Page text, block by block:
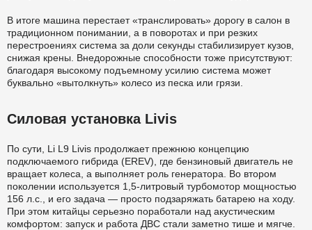
В итоге машина перестает «транслировать» дорогу в салон в
традиционном понимании, а в поворотах и при резких
перестроениях система за доли секунды стабилизирует кузов,
снижая крены. Внедорожные способности тоже присутствуют:
благодаря высокому подъемному усилию система может
буквально «вытолкнуть» колесо из песка или грязи.
Силовая установка Livis
По сути, Li L9 Livis продолжает прежнюю концепцию
подключаемого гибрида (EREV), где бензиновый двигатель не
вращает колеса, а выполняет роль генератора. Во втором
поколении используется 1,5-литровый турбомотор мощностью
156 л.с., и его задача — просто подзаряжать батарею на ходу.
При этом китайцы серьезно поработали над акустическим
комфортом: запуск и работа ДВС стали заметно тише и мягче.